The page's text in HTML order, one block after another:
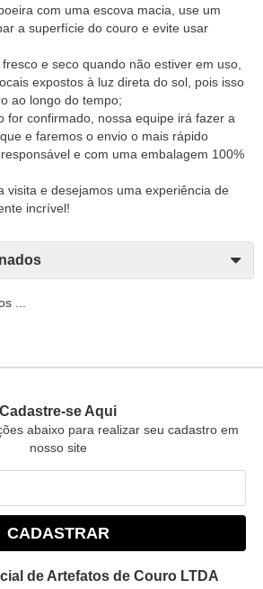
com uma escova macia, use um
a superfície do couro e evite usar
e seco quando não estiver em uso,
expostos à luz direta do sol, pois isso
ao longo do tempo;
for confirmado, nossa equipe irá fazer a
e faremos o envio o mais rápido
e com uma embalagem 100%
visita e desejamos uma experiência de
incrível!
...
Cadastre-se Aqui
abaixo para realizar seu cadastro em
nosso site
CADASTRAR
de Artefatos de Couro LTDA